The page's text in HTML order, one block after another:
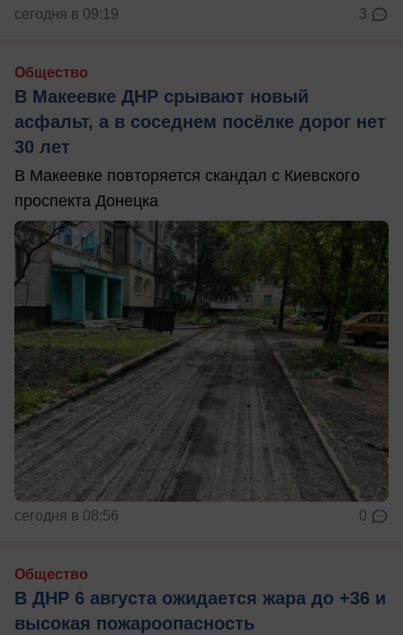
сегодня в 09:19 3
Общество
В Макеевке ДНР срывают новый
асфальт, а в соседнем посёлке дорог нет
30 лет
В Макеевке повторяется скандал с Киевского
проспекта Донецка
сегодня в 08:56 0
Общество
В ДНР 6 августа ожидается жара до +36 и
высокая пожароопасность